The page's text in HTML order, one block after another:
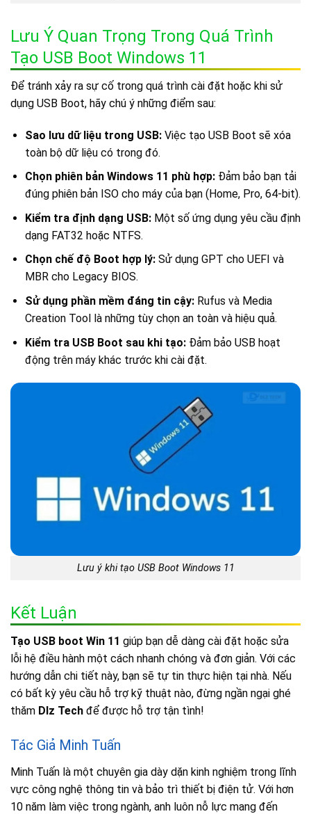
Lưu Ý Quan Trọng Trong Quá Trình
Tạo USB Boot Windows 11
Để tránh xảy ra sự cố trong quá trình cài đặt hoặc khi sử
dụng USB Boot, hãy chú ý những điểm sau:
Sao lưu dữ liệu trong USB:Việc tạo USB Boot sẽ xóa
toàn bộ dữ liệu có trong đó.
Chọn phiên bản Windows 11 phù hợp:Đảm bảo bạn tải
đúng phiên bản ISO cho máy của bạn (Home, Pro, 64-bit).
Kiểm tra định dạng USB:Một số ứng dụng yêu cầu định
dạng FAT32 hoặc NTFS.
Chọn chế độ Boot hợp lý:Sử dụng GPT cho UEFI và
MBR cho Legacy BIOS.
Sử dụng phần mềm đáng tin cậy:Rufus và Media
Creation Tool là những tùy chọn an toàn và hiệu quả.
Kiểm tra USB Boot sau khi tạo:Đảm bảo USB hoạt
động trên máy khác trước khi cài đặt.
Lưu ý khi tạo USB Boot Windows 11
Kết Luận
Tạo USB boot Win 11 giúp bạn dễ dàng cài đặt hoặc sửa
lỗi hệ điều hành một cách nhanh chóng và đơn giản. Với các
hướng dẫn chi tiết này, bạn sẽ tự tin thực hiện tại nhà. Nếu
có bất kỳ yêu cầu hỗ trợ kỹ thuật nào, đừng ngần ngại ghé
thăm Dlz Tech để được hỗ trợ tận tình!
Tác Giả Minh Tuấn
Minh Tuấn là một chuyên gia dày dặn kinh nghiệm trong lĩnh
vực công nghệ thông tin và bảo trì thiết bị điện tử. Với hơn
10 năm làm việc trong ngành, anh luôn nỗ lực mang đến